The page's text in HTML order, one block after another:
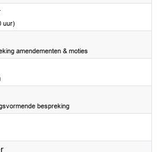
2026
uur)
amendementen & moties
bespreking
2026